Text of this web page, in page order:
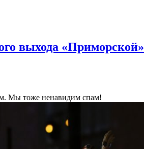
выхода «Приморской»
Мы тоже ненавидим спам!